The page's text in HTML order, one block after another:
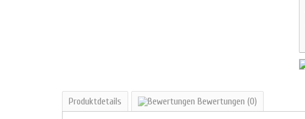
Produktdetails Bewertungen (0)